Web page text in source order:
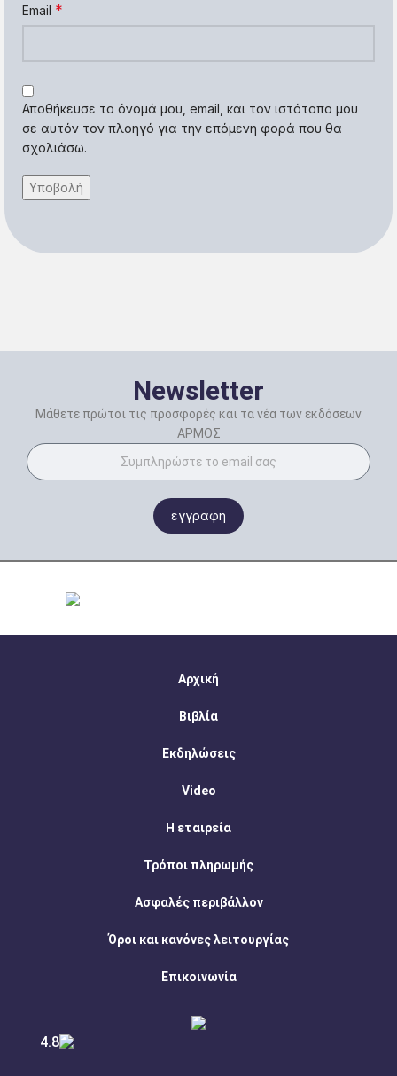
Email *
Αποθήκευσε το όνομά μου, email, και τον ιστότοπο μου
σε αυτόν τον πλοηγό για την επόμενη φορά που θα
σχολιάσω.
Newsletter
Μάθετε πρώτοι τις προσφορές και τα νέα των εκδόσεων
ΑΡΜΟΣ
εγγραφη
4.8
Αρχική
Βιβλία
Εκδηλώσεις
Video
Η εταιρεία
Τρόποι πληρωμής
Ασφαλές περιβάλλον
Όροι και κανόνες λειτουργίας
Επικοινωνία